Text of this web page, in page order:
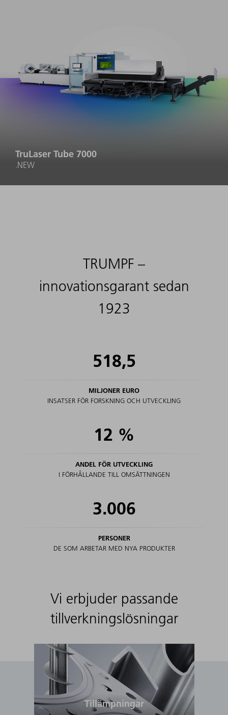
TruLaser Tube 7000
.NEW
TRUMPF –
innovationsgarant sedan
1923
518,5
MILJONER EURO
INSATSER FÖR FORSKNING OCH UTVECKLING
12 %
ANDEL FÖR UTVECKLING
I FÖRHÅLLANDE TILL OMSÄTTNINGEN
3.006
PERSONER
DE SOM ARBETAR MED NYA PRODUKTER
Vi erbjuder passande
tillverkningslösningar
Tillämpningar